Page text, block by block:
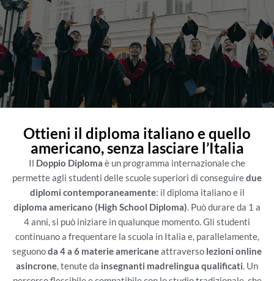
Ottieni il diploma italiano e quello
americano, senza lasciare l’Italia
Il Doppio Diploma è un programma internazionale che
permette agli studenti delle scuole superiori di conseguiredue
diplomi contemporaneamente: il diploma italiano e il
diploma americano (High School Diploma). Può durare da 1 a
4 anni, si può iniziare in qualunque momento. Gli studenti
continuano a frequentare la scuola in Italia e, parallelamente,
seguonoda 4 a 6 materie americaneattraverso lezioni online
asincrone, tenute da insegnanti madrelingua qualificati. Un